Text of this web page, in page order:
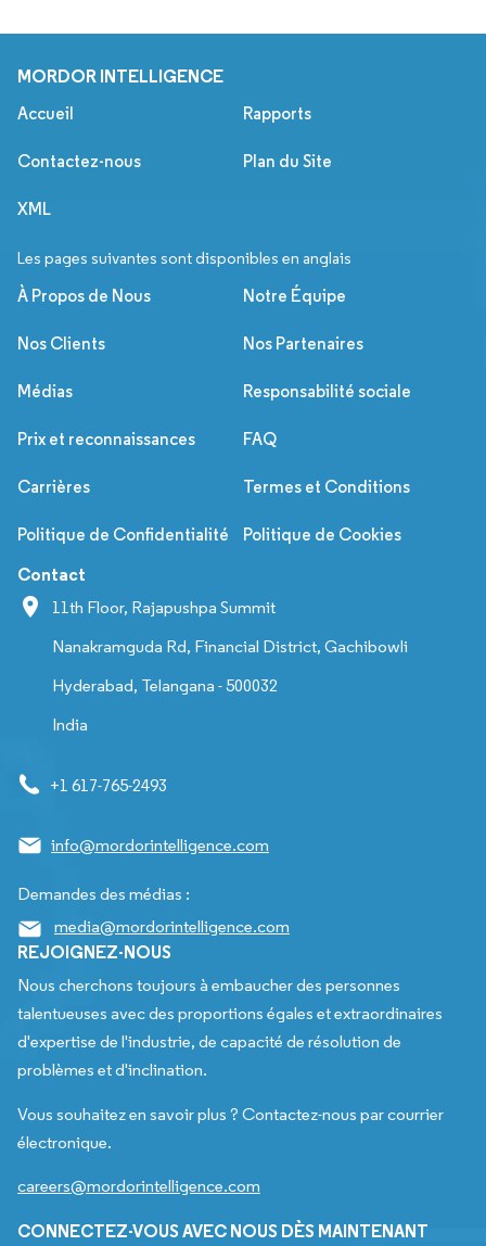
MORDOR INTELLIGENCE
Accueil Rapports
Contactez-nous Plan du Site
XML
Les pages suivantes sont disponibles en anglais
À Propos de Nous Notre Équipe
Nos Clients Nos Partenaires
Médias Responsabilité sociale
Prix et reconnaissances FAQ
Carrières Termes et Conditions
Politique de Confidentialité Politique de Cookies
Contact
11th Floor, Rajapushpa Summit
Nanakramguda Rd, Financial District, Gachibowli
Hyderabad, Telangana - 500032
India
+1 617-765-2493
info@mordorintelligence.com
Demandes des médias :
media@mordorintelligence.com
REJOIGNEZ-NOUS
Nous cherchons toujours à embaucher des personnes
talentueuses avec des proportions égales et extraordinaires
d'expertise de l'industrie, de capacité de résolution de
problèmes et d'inclination.
Vous souhaitez en savoir plus ? Contactez-nous par courrier
électronique.
careers@mordorintelligence.com
CONNECTEZ-VOUS AVEC NOUS DÈS MAINTENANT